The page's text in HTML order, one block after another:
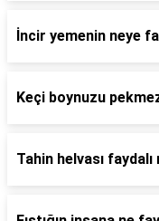
İncir yemenin neye
Keçi boynuzu
Tahin helvası faydalı